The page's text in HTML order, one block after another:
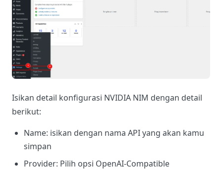
Isikan detail konfigurasi NVIDIA NIM dengan detail
berikut:
Name: isikan dengan nama API yang akan kamu
simpan
Provider: Pilih opsi OpenAI-Compatible